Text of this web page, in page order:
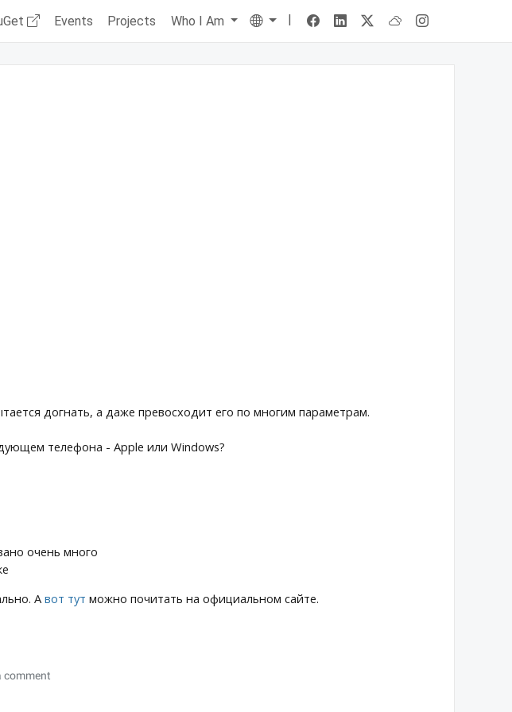
Events Projects Who I Am Language
|
догнать, а даже превосходит его по многим параметрам.
телефона - Apple или Windows?
очень много
А вот тут можно почитать на официальном сайте.